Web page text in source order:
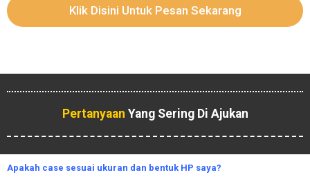
Klik Disini Untuk Pesan Sekarang
Pertanyaan Yang Sering Di Ajukan
Apakah case sesuai ukuran dan bentuk HP saya?